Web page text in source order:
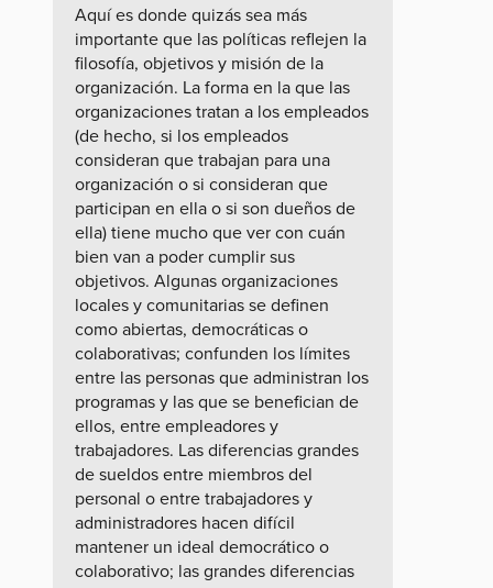
Aquí es donde quizás sea más
importante que las políticas reflejen la
filosofía, objetivos y misión de la
organización. La forma en la que las
organizaciones tratan a los empleados
(de hecho, si los empleados
consideran que trabajan para una
organización o si consideran que
participan en ella o si son dueños de
ella) tiene mucho que ver con cuán
bien van a poder cumplir sus
objetivos. Algunas organizaciones
locales y comunitarias se definen
como abiertas, democráticas o
colaborativas; confunden los límites
entre las personas que administran los
programas y las que se benefician de
ellos, entre empleadores y
trabajadores. Las diferencias grandes
de sueldos entre miembros del
personal o entre trabajadores y
administradores hacen difícil
mantener un ideal democrático o
colaborativo; las grandes diferencias